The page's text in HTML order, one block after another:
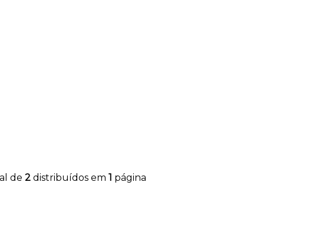
de 2distribuídos em 1 página